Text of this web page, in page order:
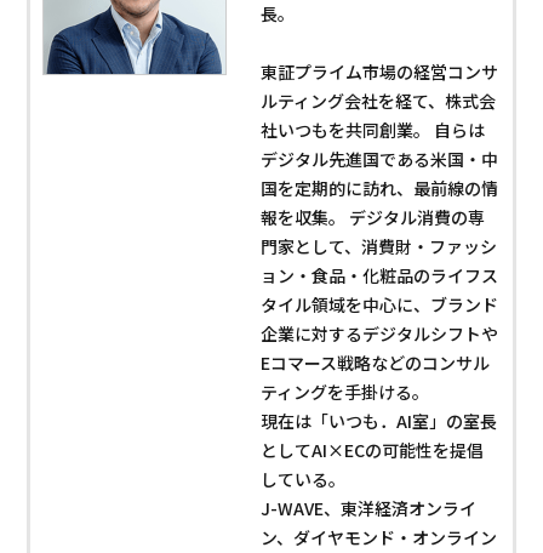
長。
東証プライム市場の経営コンサ
ルティング会社を経て、株式会
社いつもを共同創業。 自らは
デジタル先進国である米国・中
国を定期的に訪れ、最前線の情
報を収集。 デジタル消費の専
門家として、消費財・ファッシ
ョン・食品・化粧品のライフス
タイル領域を中心に、ブランド
企業に対するデジタルシフトや
Eコマース戦略などのコンサル
ティングを手掛ける。
現在は「いつも．AI室」の室長
としてAI×ECの可能性を提倡
している。
J-WAVE、東洋経済オンライ
ン、ダイヤモンド・オンライン